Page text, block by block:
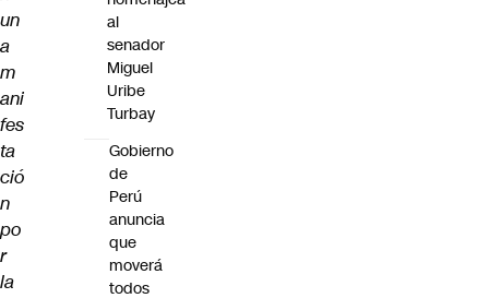
un
a
m
ani
fes
ta
ció
n
po
r
la
al
senador
Miguel
Uribe
Turbay
Gobierno
de
Perú
anuncia
que
moverá
todos